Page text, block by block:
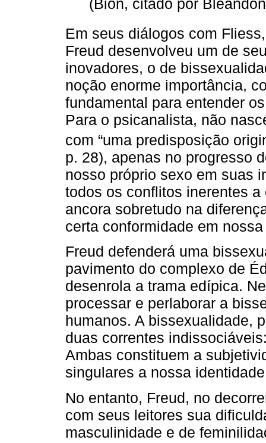
(Bion, citado por
Em seus diálogos com
Freud desenvolveu um de
inovadores, o de
noção enorme importância,
fundamental para entender
Para o psicanalista, não
com “uma predisposição
p. 28), apenas no progresso
nosso próprio sexo em suas
todos os conflitos inerentes
ancora sobretudo na
certa conformidade em
Freud defenderá uma
pavimento do complexo de
desenrola a trama edípica.
processar e perlaborar a
humanos. A bissexualidade,
duas correntes
Ambas constituem a
singulares a nossa
No entanto, Freud, no
com seus leitores sua
masculinidade e de